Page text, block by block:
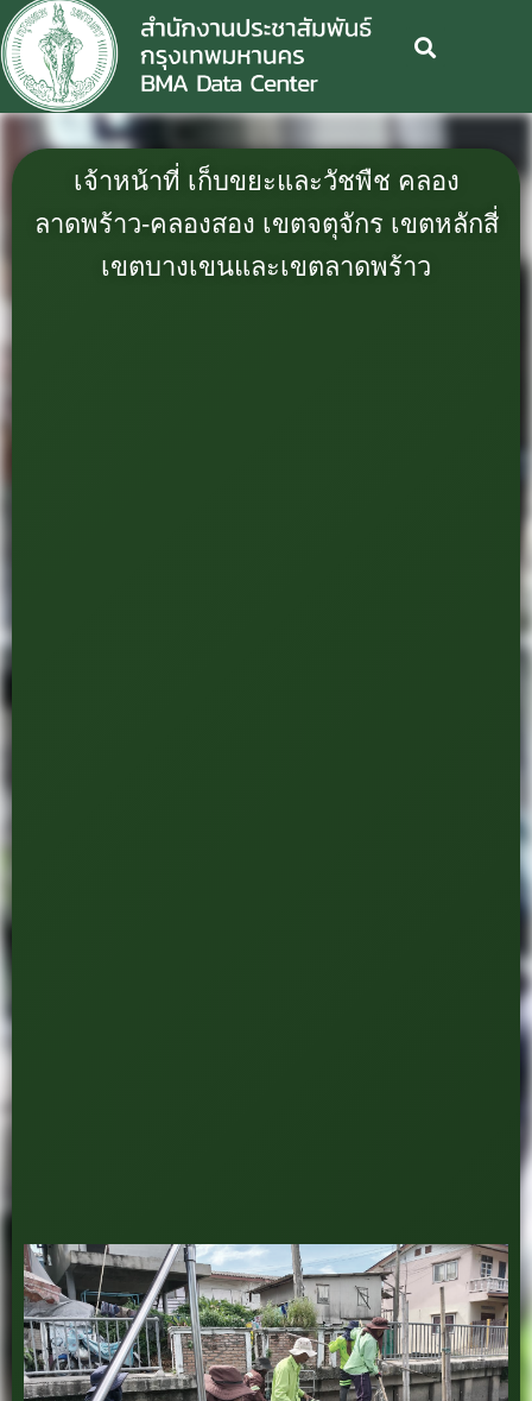
เจ้าหน้าที่ เก็บขยะและวัชพืช คลอง
ลาดพร้าว-คลองสอง เขตจตุจักร เขตหลักสี่
เขตบางเขนและเขตลาดพร้าว